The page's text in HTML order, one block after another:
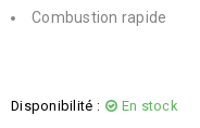
Combustion rapide
Disponibilité : En stock